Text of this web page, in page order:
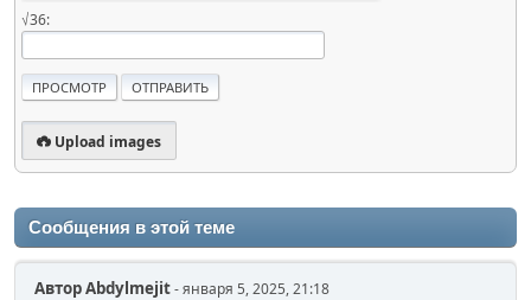
√36:
Upload images
Сообщения в этой теме
АвторAbdylmejit- января 5, 2025, 21:18